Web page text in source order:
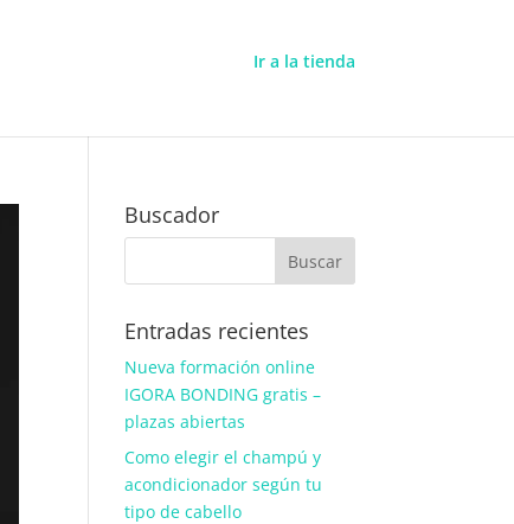
Ir a la tienda
Buscador
Entradas recientes
Nueva formación online
IGORA BONDING gratis –
plazas abiertas
Como elegir el champú y
acondicionador según tu
tipo de cabello